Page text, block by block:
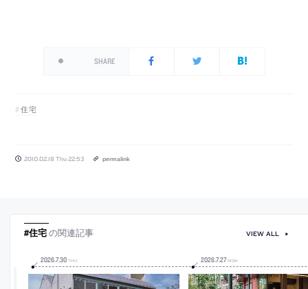
SHARE
住宅
2010.02.18 Thu 22:53 permalink
#住宅の関連記事
2026.7.30 THU 2026.7.27 MON
VIEW ALL